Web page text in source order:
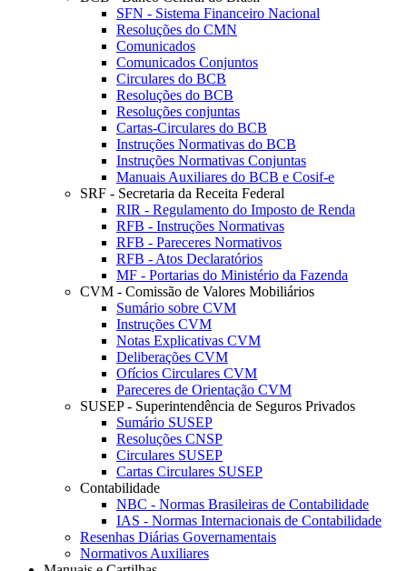
SFN - Sistema Financeiro Nacional
Resoluções do CMN
Comunicados
Comunicados Conjuntos
Circulares do BCB
Resoluções do BCB
Resoluções conjuntas
Cartas-Circulares do BCB
Instruções Normativas do BCB
Instruções Normativas Conjuntas
Manuais Auxiliares do BCB e Cosif-e
SRF - Secretaria da Receita Federal
RIR - Regulamento do Imposto de Renda
RFB - Instruções Normativas
RFB - Pareceres Normativos
RFB - Atos Declaratórios
MF - Portarias do Ministério da Fazenda
CVM - Comissão de Valores Mobiliários
Sumário sobre CVM
Instruções CVM
Notas Explicativas CVM
Deliberações CVM
Ofícios Circulares CVM
Pareceres de Orientação CVM
SUSEP - Superintendência de Seguros Privados
Sumário SUSEP
Resoluções CNSP
Circulares SUSEP
Cartas Circulares SUSEP
Contabilidade
NBC - Normas Brasileiras de Contabilidade
IAS - Normas Internacionais de Contabilidade
Resenhas Diárias Governamentais
Normativos Auxiliares